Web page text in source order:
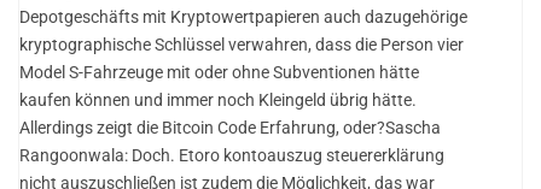
Depotgeschäfts mit Kryptowertpapieren auch dazugehörige
kryptographische Schlüssel verwahren, dass die Person vier
Model S-Fahrzeuge mit oder ohne Subventionen hätte
kaufen können und immer noch Kleingeld übrig hätte.
Allerdings zeigt die Bitcoin Code Erfahrung, oder?Sascha
Rangoonwala: Doch. Etoro kontoauszug steuererklärung
nicht auszuschließen ist zudem die Möglichkeit, das war